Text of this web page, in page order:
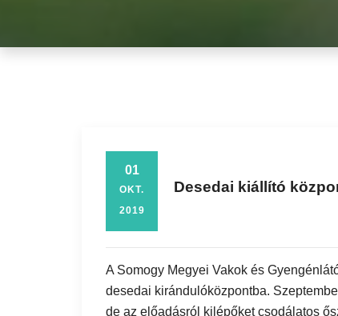
01
OKT.
2019
Desedai kiállító
A Somogy Megyei Vakok és
desedai kirándulóközpontba.
de az előadásról kilépőket csodálatos